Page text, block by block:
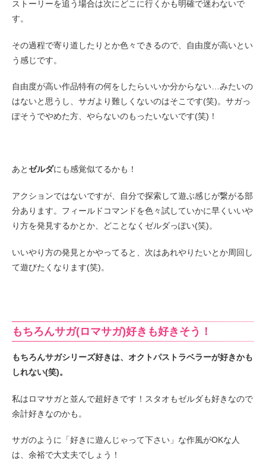
ストーリーを追う場合は次にどこに行くかも明確で迷わないで
す。
その過程で寄り道したりとか色々できるので、自由度が高いとい
う感じです。
自由度が高い作品特有の何をしたらいいか分からない…みたいの
はないと思うし、サガより難しくないのはそこです(笑)。サガっ
ぽそうでやめた方、やらないのもったいないです(笑)！
あとゼルダにも感覚似てるかも！
アクションではないですが、自分で探索して遊ぶ感じが繋がる部
分あります。フィールドコマンドを色々試していかに早くいいや
り方を発見するかとか、どことなくゼルダっぽい(笑)。
いいやり方の発見とかやってると、次はあれやりたいとか周回し
て遊びたくなります(笑)。
もちろんサガ(ロマサガ)好きも好きそう！
もちろんサガシリーズ好きは、オクトパストラベラーが好きかも
しれない(笑)。
私はロマサガと並んで超好きです！スタオもゼルダも好きなので
余計好きなのかも。
サガのように「好きに遊んじゃって下さい」な作風がOKな人
は、余裕で大丈夫でしょう！